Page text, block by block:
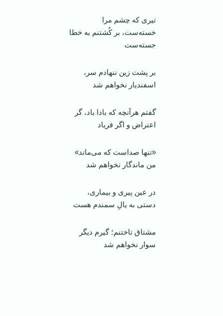
تيری که چشم مرا
خسته‌ست، بر کُشتنم به خطا
جسته‌ست
بر پشت زين ننهادم سر،
اسفنديار نخواهم شد
گفتم هرآنچه که بادا باد، گر
اعتراض و اگر فرياد
«تنها صداست که می‌ماند»
من ماندگار نخواهم شد
در عين پيری و بيماری،
دستی به يالِ سمندم هست
مشتاق تاختنم؛ گيرم ديگر
سوار نخواهم شد